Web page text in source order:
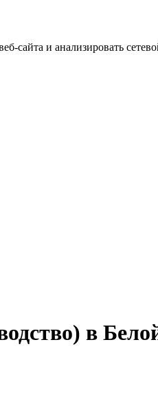
сайта и анализировать
в